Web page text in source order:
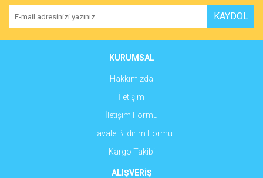
Ürün resmi kalitesiz, bozuk veya görüntülenemiyor.
Ürün açıklamasında eksik bilgiler bulunuyor.
Ürün fiyatı diğer sitelerden daha pahalı.
Gönder
KAYDOL
KURUMSAL
Hakkımızda
İletişim
İletişim Formu
Havale Bildirim Formu
Kargo Takibi
ALIŞVERİŞ